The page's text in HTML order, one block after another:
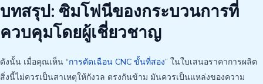
บทสรุป: ซิมโฟนีของกระบวนการที่
ควบคุมโดยผู้เชี่ยวชาญ
ดังนั้น เมื่อคุณเห็น “การตัดเฉือน CNC ขั้นที่สอง” ในใบเสนอราคาการผลิต
สิ่งนี้ไม่ควรเป็นสาเหตุให้กังวล ตรงกันข้าม มันควรเป็นแหล่งของความ